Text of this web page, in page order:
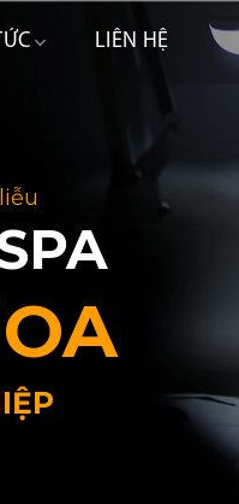
LIÊN HỆ